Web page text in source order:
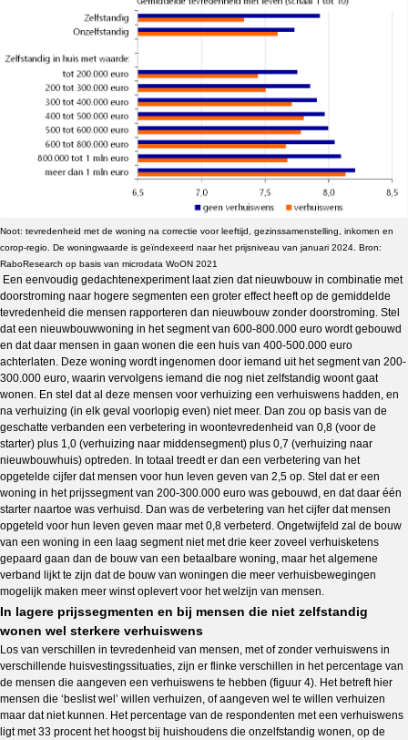
Noot: tevredenheid met de woning na correctie voor leeftijd, gezinssamenstelling, inkomen en
corop-regio. De woningwaarde is geïndexeerd naar het prijsniveau van januari 2024. Bron:
RaboResearch op basis van microdata WoON 2021
Een eenvoudig gedachtenexperiment laat zien dat nieuwbouw in combinatie met
doorstroming naar hogere segmenten een groter effect heeft op de gemiddelde
tevredenheid die mensen rapporteren dan nieuwbouw zonder doorstroming. Stel
dat een nieuwbouwwoning in het segment van 600-800.000 euro wordt gebouwd
en dat daar mensen in gaan wonen die een huis van 400-500.000 euro
achterlaten. Deze woning wordt ingenomen door iemand uit het segment van 200-
300.000 euro, waarin vervolgens iemand die nog niet zelfstandig woont gaat
wonen. En stel dat al deze mensen voor verhuizing een verhuiswens hadden, en
na verhuizing (in elk geval voorlopig even) niet meer. Dan zou op basis van de
geschatte verbanden een verbetering in woontevredenheid van 0,8 (voor de
starter) plus 1,0 (verhuizing naar middensegment) plus 0,7 (verhuizing naar
nieuwbouwhuis) optreden. In totaal treedt er dan een verbetering van het
opgetelde cijfer dat mensen voor hun leven geven van 2,5 op. Stel dat er een
woning in het prijssegment van 200-300.000 euro was gebouwd, en dat daar één
starter naartoe was verhuisd. Dan was de verbetering van het cijfer dat mensen
opgeteld voor hun leven geven maar met 0,8 verbeterd. Ongetwijfeld zal de bouw
van een woning in een laag segment niet met drie keer zoveel verhuisketens
gepaard gaan dan de bouw van een betaalbare woning, maar het algemene
verband lijkt te zijn dat de bouw van woningen die meer verhuisbewegingen
mogelijk maken meer winst oplevert voor het welzijn van mensen.
In lagere prijssegmenten en bij mensen die niet zelfstandig
wonen wel sterkere verhuiswens
Los van verschillen in tevredenheid van mensen, met of zonder verhuiswens in
verschillende huisvestingssituaties, zijn er flinke verschillen in het percentage van
de mensen die aangeven een verhuiswens te hebben (figuur 4). Het betreft hier
mensen die ‘beslist wel’ willen verhuizen, of aangeven wel te willen verhuizen
maar dat niet kunnen. Het percentage van de respondenten met een verhuiswens
ligt met 33 procent het hoogst bij huishoudens die onzelfstandig wonen, op de